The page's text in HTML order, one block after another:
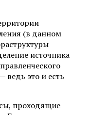
(в данном
источника
ведь это и есть
проходящие